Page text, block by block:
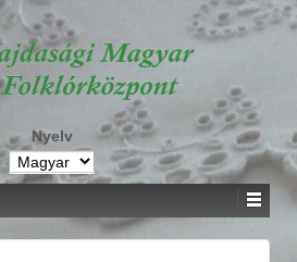
Nyelv